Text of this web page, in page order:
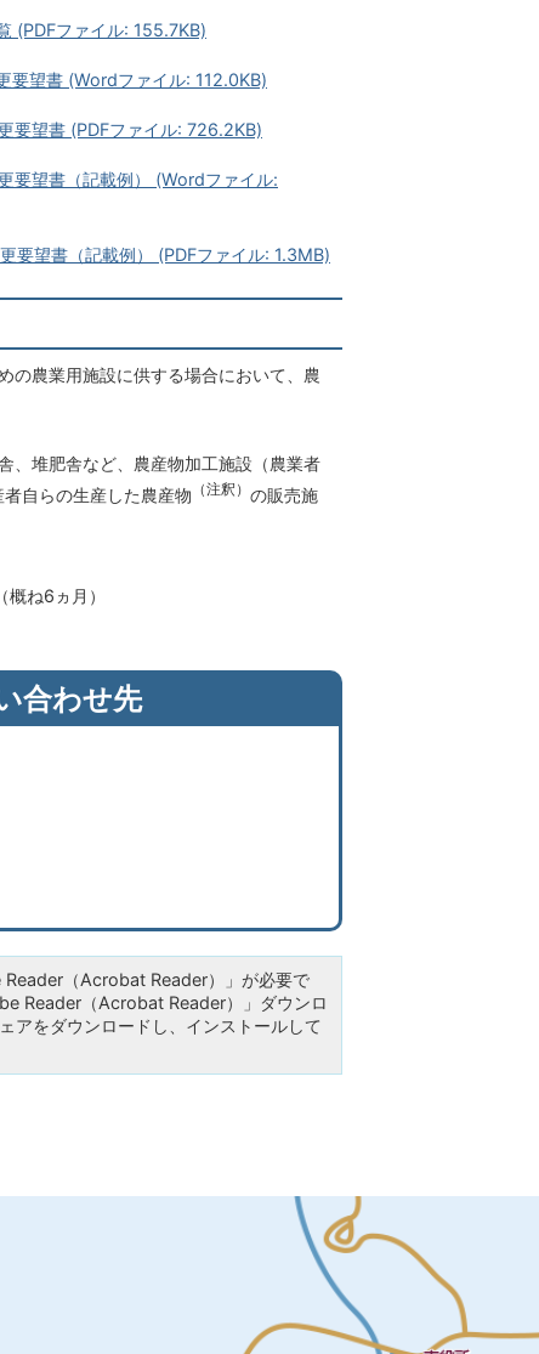
(PDFファイル: 155.7KB)
要望書 (Wordファイル: 112.0KB)
要望書 (PDFファイル: 726.2KB)
要望書（記載例） (Wordファイル:
要望書（記載例） (PDFファイル: 1.3MB)
の農業用施設に供する場合において、農
、堆肥舎など、農産物加工施設（農業者
自らの生産した農産物 （注釈） の販売施
ね6ヵ月）
合わせ先
（Acrobat Reader）」が必要で
Reader（Acrobat Reader）」ダウンロ
アをダウンロードし、インストールして